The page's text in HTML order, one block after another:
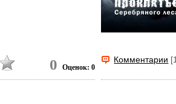
0 Оценок: 0
Комментарии